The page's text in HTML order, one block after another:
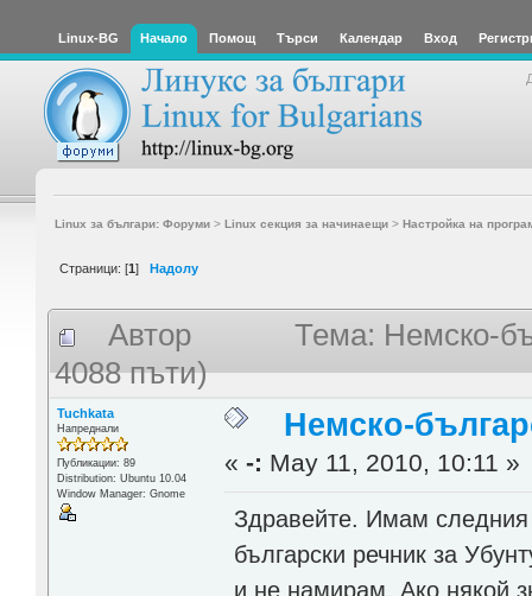
Linux-BG Начало Помощ Търси Календар Вход
Linux за българи: Форуми> Linux секция за начинаещи> Настройка на
Страници: [1] Надолу
Автор
Тема: Немско-
4088 пъти)
Tuchkata
Напреднали
Публикации: 89
Distribution: Ubuntu 10.04
Window Manager: Gnome
Немско-
«-: May 11, 2010, 10:11 »
Здравейте. Имам
български речник за
и не намирам. Ако някой